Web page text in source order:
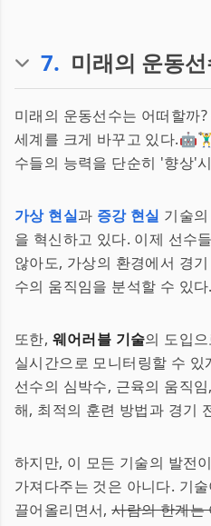
7. 미래의 운동
미래의 운동선수는 어떠할까
세계를 크게 바꾸고 있다
수들의 능력을 단순히 '향상'
가상 현실과 증강 현실 기술
을 혁신하고 있다. 이제 선수
않아도, 가상의 환경에서 경
수의 움직임을 분석할 수 있
또한, 웨어러블 기술의 도입
실시간으로 모니터링할 수 있
선수의 심박수, 근육의 움직
해, 최적의 훈련 방법과 경기
하지만, 이 모든 기술의 발전
가져다주는 것은 아니다. 기
끌어올리면서,사람의 한계는